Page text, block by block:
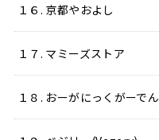
１６. 京都やおよし
１７. マミーズストア
１８. おーがにっくがーでん